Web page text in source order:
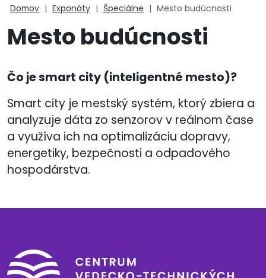
Domov | Exponáty | Špeciálne | Mesto budúcnosti
Mesto budúcnosti
Čo je smart city (inteligentné mesto)?
Smart city je mestský systém, ktorý zbiera a
analyzuje dáta zo senzorov v reálnom čase
a využíva ich na optimalizáciu dopravy,
energetiky, bezpečnosti a odpadového
hospodárstva.